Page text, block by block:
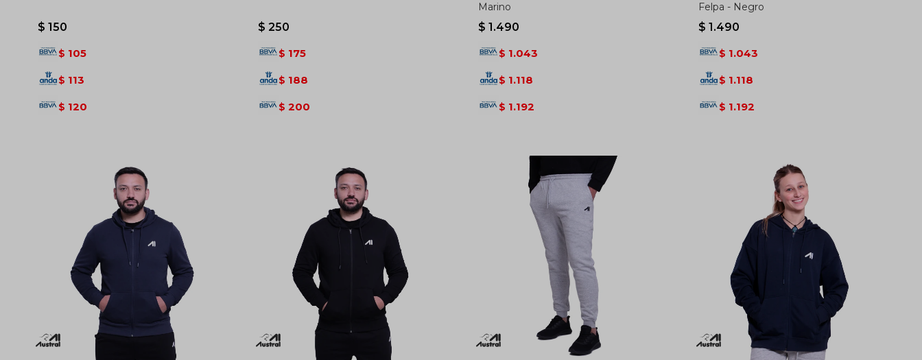
$ 150
$ 105
$ 113
$ 120
$ 250
$ 175
$ 188
$ 200
Marino
$ 1.490
$ 1.043
$ 1.118
$ 1.192
Felpa - Negro
$ 1.490
$ 1.043
$ 1.118
$ 1.192